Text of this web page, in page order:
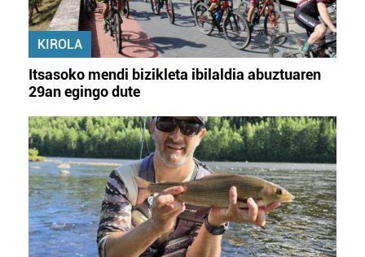
KIROLA
Itsasoko mendi bizikleta ibilaldia abuztuaren
29an egingo dute